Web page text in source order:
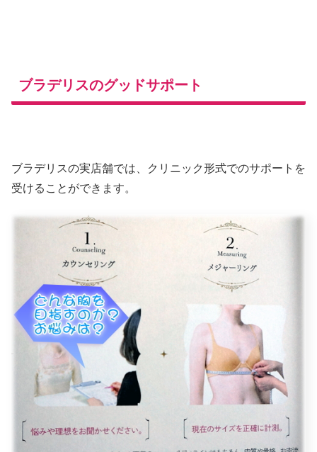
ブラデリスのグッドサポート
ブラデリスの実店舗では、クリニック形式でのサポートを
受けることができます。